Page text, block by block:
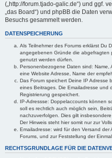
(„http://forum.tjado-galic.de“) und ggf.
„das Board“) und phpBB die Daten
Besuchs gesammelt werden.
DATENSPEICHERUNG
Als Teilnehmer des Forums erklärst Du
angegebenen Gründe die abgefragten
genutzt werden dürfen.
Personenbezogene Daten sind: Name,
eine Website Adresse, Name der
Das Forum speichert Deine IP Adresse
eines Beitrages. Die Emailadresse und
Registrierung gespeichert.
IP-Adressse: Doppelaccounts können
soll es rechtlich auch möglich sein,
nachzuverfolgen. Dies gilt
Der Hinweis steht hier somit nur zur
Emailadresse: wird für den Versand
Forums, und zur Feststellung der
RECHTSGRUNDLAGE FÜR DIE